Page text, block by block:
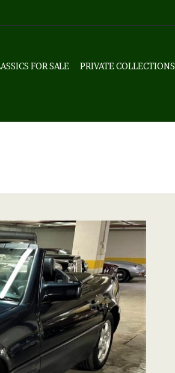
FOR SALE PRIVATE COLLECTIONS